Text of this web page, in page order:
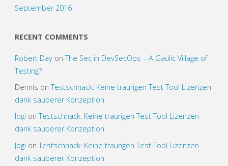
September 2016
RECENT COMMENTS
Robert DayonThe Sec in DevSecOps – A Gaulic Village of
Testing?
Dennis onTestschnack: Keine traurigen Test Tool Lizenzen
dank sauberer Konzeption
Jogi onTestschnack: Keine traurigen Test Tool Lizenzen
dank sauberer Konzeption
Jogi onTestschnack: Keine traurigen Test Tool Lizenzen
dank sauberer Konzeption